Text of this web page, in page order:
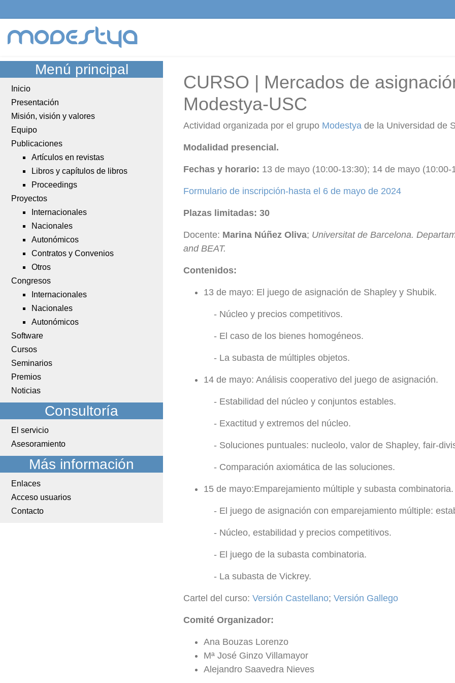
modestya
Menú principal
Inicio
Presentación
Misión, visión y valores
Equipo
Publicaciones
Artículos en revistas
Libros y capítulos de libros
Proceedings
Proyectos
Internacionales
Nacionales
Autonómicos
Contratos y Convenios
Otros
Congresos
Internacionales
Nacionales
Autonómicos
Software
Cursos
Seminarios
Premios
Noticias
Consultoría
El servicio
Asesoramiento
Más información
Enlaces
Acceso usuarios
Contacto
CURSO | Mercados de
Modestya-USC
Actividad organizada por el grupo Modestya de la Universidad de
Modalidad presencial.
Fechas y horario: 13 de mayo (10:00-13:30); 14 de mayo
Formulario de inscripción-hasta el 6 de mayo de 2024
Plazas limitadas: 30
Docente: Marina Núñez Oliva; Universitat de Barcelona.
and BEAT.
Contenidos:
13 de mayo: El juego de asignación de Shapley y Shubik.
- Núcleo y precios competitivos.
- El caso de los bienes homogéneos.
- La subasta de múltiples objetos.
14 de mayo: Análisis cooperativo del juego de asignación.
- Estabilidad del núcleo y conjuntos estables.
- Exactitud y extremos del núcleo.
- Soluciones puntuales: nucleolo, valor de Shapley, fair-
- Comparación axiomática de las soluciones.
15 de mayo:Emparejamiento múltiple y subasta combinatoria.
- El juego de asignación con emparejamiento múltiple:
- Núcleo, estabilidad y precios competitivos.
- El juego de la subasta combinatoria.
- La subasta de Vickrey.
Cartel del curso: Versión Castellano; Versión Gallego
Comité Organizador:
Ana Bouzas Lorenzo
Mª José Ginzo Villamayor
Alejandro Saavedra Nieves